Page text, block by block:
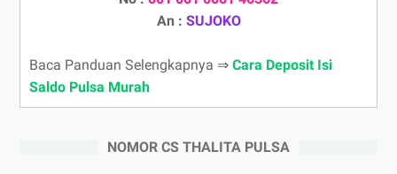
An : SUJOKO
Baca Panduan Selengkapnya ⇒ Cara Deposit Isi
Saldo Pulsa Murah
NOMOR CS THALITA PULSA